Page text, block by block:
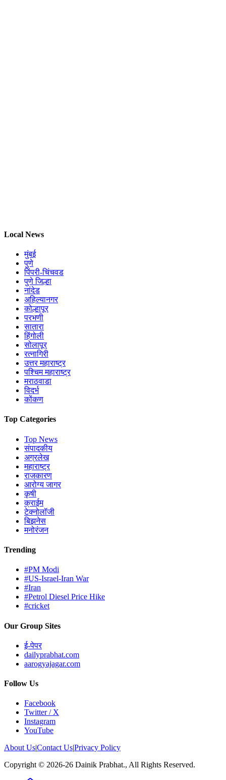
Local News
मुंबई
पुणे
पिंपरी-चिंचवड
पुणे जिल्हा
नांदेड
अहिल्यानगर
कोल्हापूर
परभणी
सातारा
हिंगोली
सोलापूर
रत्नागिरी
उत्तर महाराष्ट्र
पश्चिम महाराष्ट्र
मराठवाडा
विदर्भ
कोंकण
Top Categories
Top News
संपादकीय
अग्रलेख
महाराष्ट्र
राजकारण
आरोग्य जागर
कृषी
क्राईम
टेक्नोलॉजी
बिझनेस
मनोरंजन
Trending
#PM Modi
#US-Israel-Iran War
#Iran
#Petrol Diesel Price Hike
#cricket
Our Group Sites
ई-पेपर
dailyprabhat.com
aarogyajagar.com
Follow Us
Facebook
Twitter / X
Instagram
YouTube
About Us|Contact Us|Privacy Policy
Copyright © 2026-26 Dainik Prabhat., All Rights Reserved.